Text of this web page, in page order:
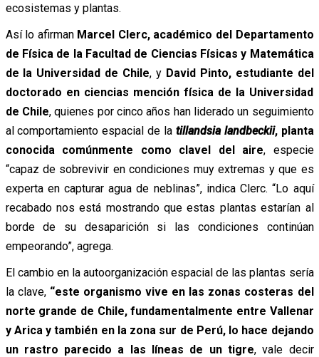
ecosistemas y plantas.
Así lo afirman Marcel Clerc, académico del Departamento
de Física de la Facultad de Ciencias Físicas y Matemática
de la Universidad de Chile, y David Pinto, estudiante del
doctorado en ciencias mención física de la Universidad
de Chile, quienes por cinco años han liderado un seguimiento
al comportamiento espacial de la tillandsia landbeckii, planta
conocida comúnmente como clavel del aire, especie
“capaz de sobrevivir en condiciones muy extremas y que es
experta en capturar agua de neblinas”, indica Clerc. “Lo aquí
recabado nos está mostrando que estas plantas estarían al
borde de su desaparición si las condiciones continúan
empeorando”, agrega.
El cambio en la autoorganización espacial de las plantas sería
la clave, “este organismo vive en las zonas costeras del
norte grande de Chile, fundamentalmente entre Vallenar
y Arica y también en la zona sur de Perú, lo hace dejando
un rastro parecido a las líneas de un tigre, vale decir